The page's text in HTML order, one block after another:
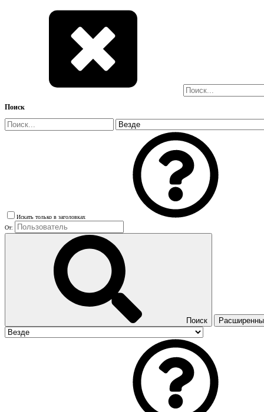
Поиск
Искать только в заголовках
От:
Поиск